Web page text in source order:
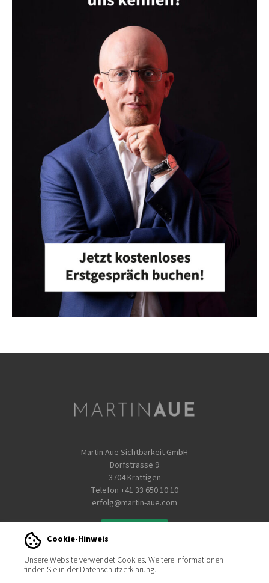
Martin Aue Sichtbarkeit GmbH
Dorfstrasse 9
3704 Krattigen
Telefon +41 33 650 10 10
erfolg@martin-aue.com
AGB Sitemap Impressum Datenschutz
Cookie-Hinweis
Unsere Website verwendet Cookies. Weitere Informationen
finden Sie in derDatenschutzerklärung.